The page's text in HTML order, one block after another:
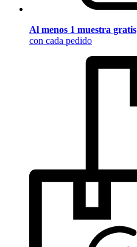
Al menos 1 muestra gratis
con cada pedido